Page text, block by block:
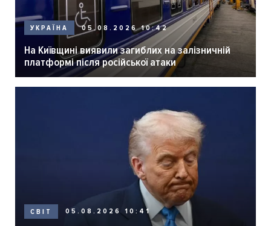
УКРАЇНА 05.08.2026 10:42
На Київщині виявили загиблих на залізничній
платформі після російської атаки
СВІТ 05.08.2026 10:41